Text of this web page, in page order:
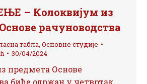
– Колоквијум из
рачуноводства
табла, Основне студије
30/04/2024
предмета Основе
биће одржан у четвртак,